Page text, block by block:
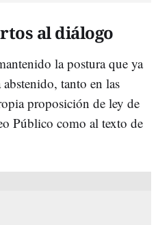
al diálogo
la postura que ya
tanto en las
proposición de ley de
Público como al texto de